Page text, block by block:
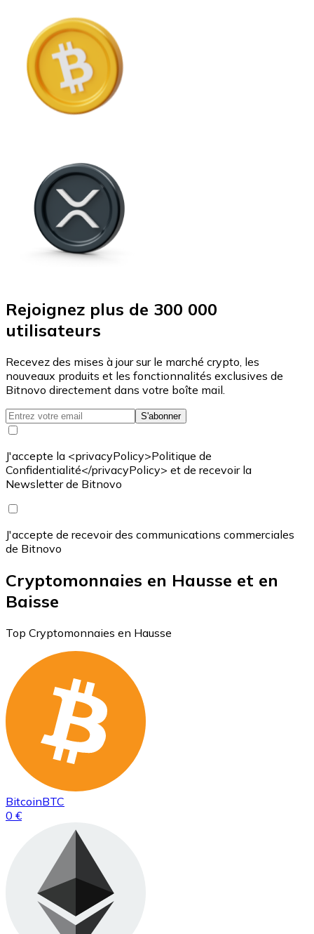
Rejoignez plus de 300 000
utilisateurs
Recevez des mises à jour sur le marché crypto, les
nouveaux produits et les fonctionnalités exclusives de
Bitnovo directement dans votre boîte mail.
S'abonner
J'accepte la <privacyPolicy>Politique de
Confidentialité</privacyPolicy> et de recevoir la
Newsletter de Bitnovo
J'accepte de recevoir des communications commerciales
de Bitnovo
Cryptomonnaies en Hausse et en
Baisse
Top Cryptomonnaies en Hausse
BitcoinBTC
0 €